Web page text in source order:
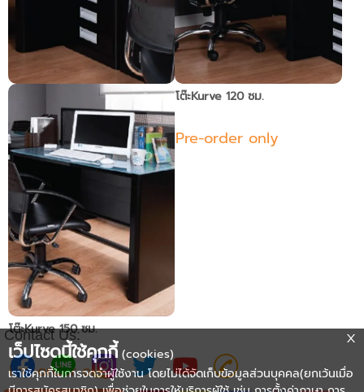
Pre-order only
โต๊ะKurve 120 ซม.
Pre-order only
โต๊ะKurve 150 ซม.
Pre-order only
Contact Us:
เว็ปไซดนี้ใช้คุกกี้ (cookies)
เราใช้คุกกี้ในการจดจำผู้ใช้งาน โดยไม่ได้จัดเก็บข้อมูลส่วนบุคคล(ยกเว้นเมื่อ